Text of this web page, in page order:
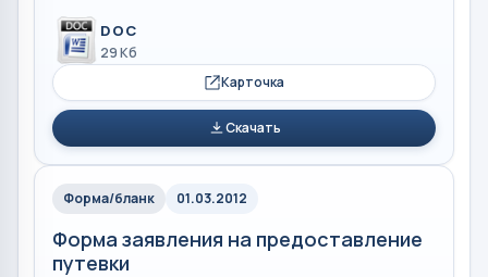
DOC
29 Кб
Карточка
Скачать
Форма/бланк 01.03.2012
Форма заявления на предоставление
путевки